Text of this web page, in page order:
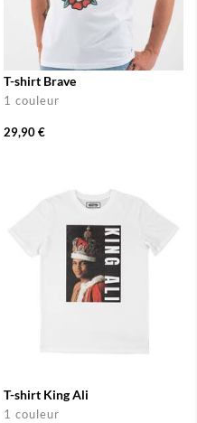
T-shirt Brave
1 couleur
29,90 €
T-shirt King Ali
1 couleur